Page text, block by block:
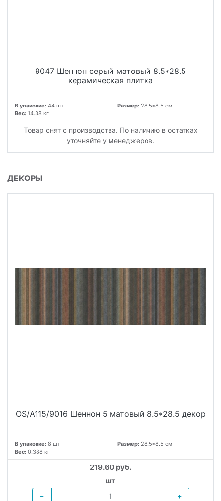
9047 Шеннон серый матовый 8.5*28.5
керамическая плитка
В упаковке: 44 шт Размер: 28.5*8.5 см
Вес: 14.38 кг
Товар снят с производства. По наличию в остатках
уточняйте у менеджеров.
ДЕКОРЫ
OS/A115/9016 Шеннон 5 матовый 8.5*28.5 декор
В упаковке: 8 шт Размер: 28.5*8.5 см
Вес: 0.388 кг
219.60 руб.
шт
−
+